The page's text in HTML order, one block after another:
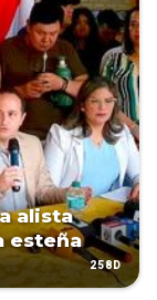
alista
esteña
258D